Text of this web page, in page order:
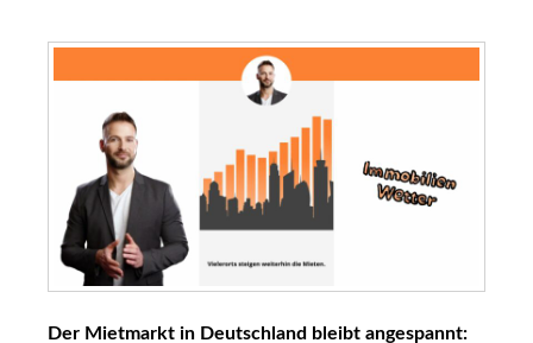
Der Mietmarkt in Deutschland bleibt angespannt: